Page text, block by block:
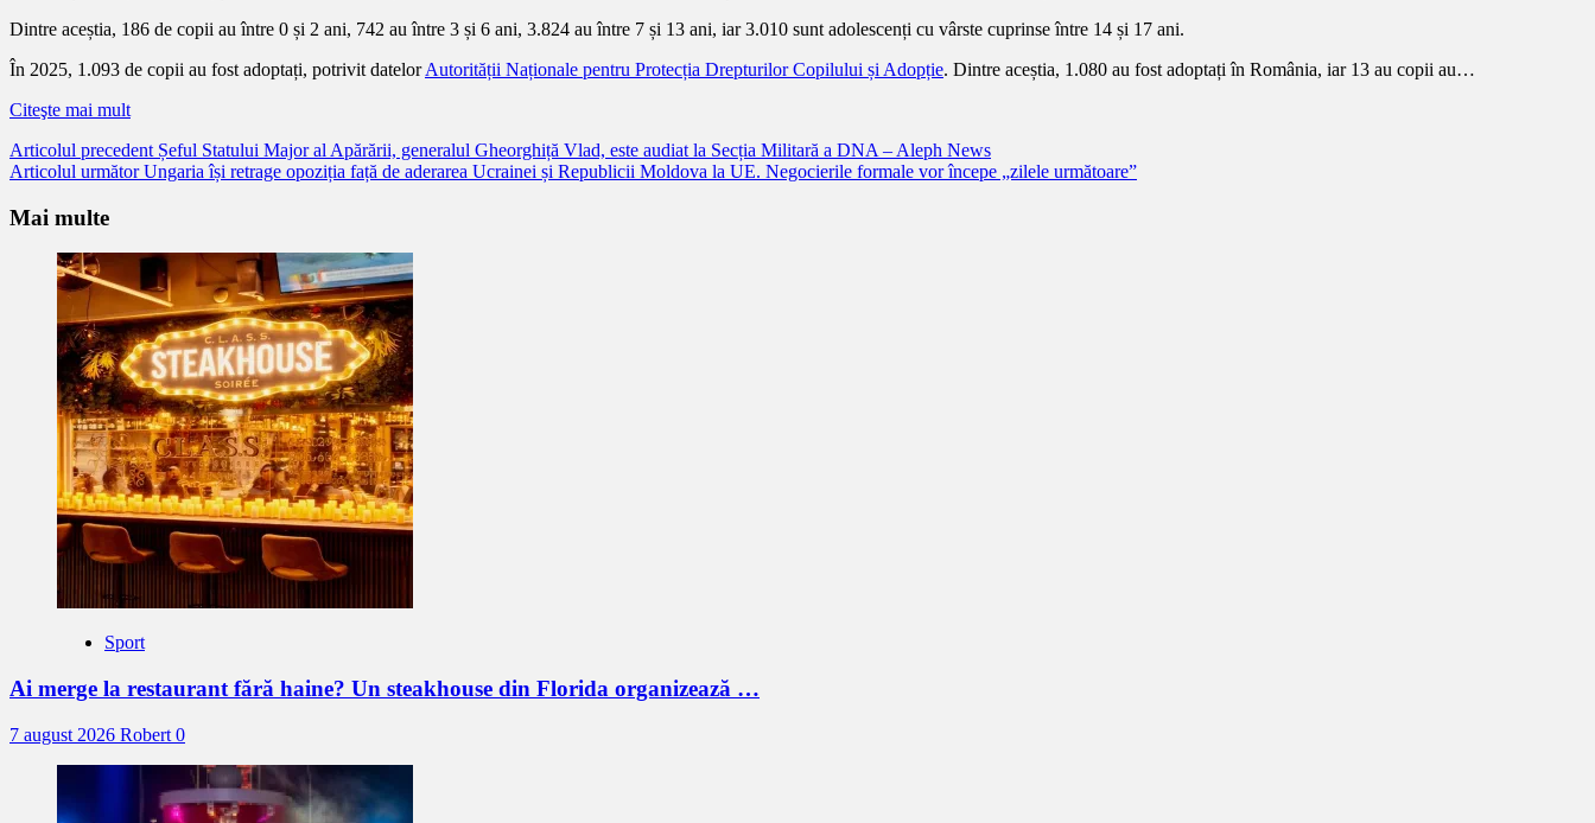
Dintre aceștia, 186 de copii au între 0 și 2 ani, 742 au între 3 și 6 ani, 3.824 au între 7 și 13 ani, iar 3.010 sunt adolescenți cu vârste cuprinse între 14 și 17 ani.
În 2025, 1.093 de copii au fost adoptați, potrivit datelorAutorității Naționale pentru Protecția Drepturilor Copilului și Adopție. Dintre aceștia, 1.080 au fost adoptați în România, iar 13 au copii au…
Citeşte mai mult
Citește
mai
mult
Articolul precedent Șeful Statului Major al Apărării, generalul Gheorghiță Vlad, este audiat la Secția Militară a DNA – Aleph News
Articolul următorUngaria își retrage opoziția față de aderarea Ucrainei și Republicii Moldova la UE. Negocierile formale vor începe „zilele următoare”
Mai multe
Sport
Ai merge la restaurant fără haine? Un steakhouse din Florida organizează …
7 august 2026 Robert 0